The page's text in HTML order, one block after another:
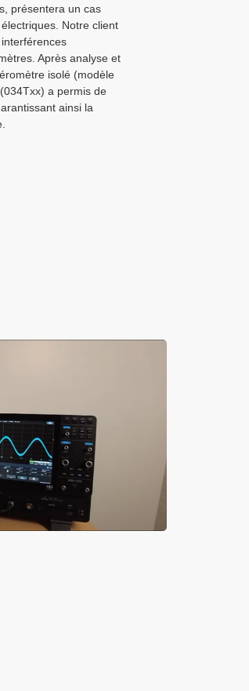
présentera un cas
Notre client
Après analyse et
isolé (modèle
a permis de
ainsi la